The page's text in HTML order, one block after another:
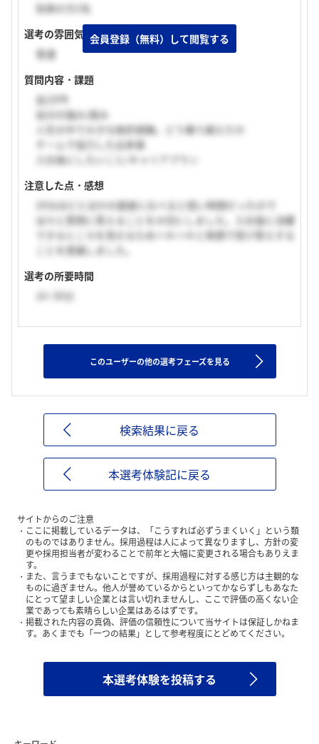
役員の方2名
選考の雰囲気
普通
質問内容・課題
自己PR
自分の強み/弱み
人生の中で大きな挫折経験。どう乗り越えたか
チームで協力した出来事
入社後にしたいこと/キャリアプラン
注意した点・感想
20分ほどとほかの面接に比べると短い時間だったので
淡々と質問に答えることを大切にしました。入社後に活躍
できるところを見せるためハキハキと笑顔で受け答えする
ことを意識しました。
選考の所要時間
16~30分
このユーザーの他の選考フェーズを見る
検索結果に戻る
本選考体験記に戻る
サイトからのご注意
ここに掲載しているデータは、「こうすれば必ずうまくいく」という類
のものではありません。採用過程は人によって異なりますし、方針の変
更や採用担当者が変わることで前年と大幅に変更される場合もありえま
す。
また、言うまでもないことですが、採用過程に対する感じ方は主観的な
ものに過ぎません。他人が誉めているからといってかならずしもあなた
にとって望ましい企業とは言い切れませんし、ここで評価の高くない企
業であっても素晴らしい企業はあるはずです。
掲載された内容の真偽、評価の信頼性について当サイトは保証しかねま
す。あくまでも「一つの結果」として参考程度にとどめてください。
本選考体験を投稿する